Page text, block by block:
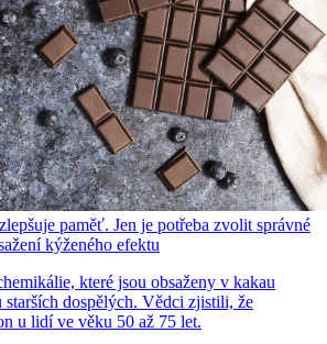
paměť. Jen je potřeba zvolit správné
kýženého efektu
které jsou obsaženy v kakau
dospělých. Vědci zjistili, že
u lidí ve věku 50 až 75 let.